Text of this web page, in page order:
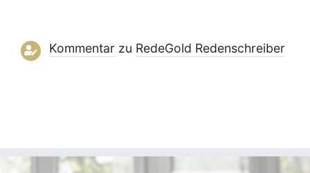
Kommentarzu RedeGold Reden­schreiber